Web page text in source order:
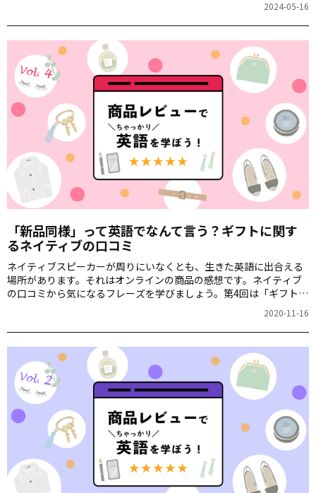
2024-05-16
「新品同様」って英語でなんて言う？ギフトに関す
るネイティブの口コミ
ネイティブスピーカーが周りにいなくとも、生きた英語に出合える
場所があります。それはオンラインの商品の感想です。ネイティブ
の口コミから気になるフレーズを学びましょう。第4回は「ギフト」
2020-11-16